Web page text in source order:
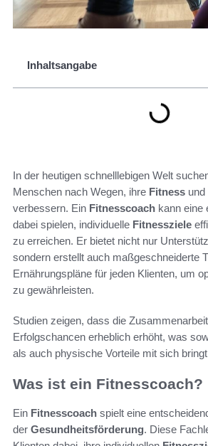
Inhaltsangabe
In der heutigen schnelllebigen Welt
Menschen nach Wegen, ihre Fitness und
verbessern. Ein Fitnesscoach kann eine
dabei spielen, individuelle Fitnessziele
zu erreichen. Er bietet nicht nur
sondern erstellt auch maßgeschneiderte
Ernährungspläne für jeden Klienten, um
zu gewährleisten.
Studien zeigen, dass die
Erfolgschancen erheblich erhöht, was
als auch physische Vorteile mit sich
Was ist ein Fitnesscoach?
Ein Fitnesscoach spielt eine
der Gesundheitsförderung. Diese